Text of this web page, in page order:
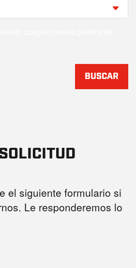
BUSCAR
el siguiente formulario si
Le responderemos lo